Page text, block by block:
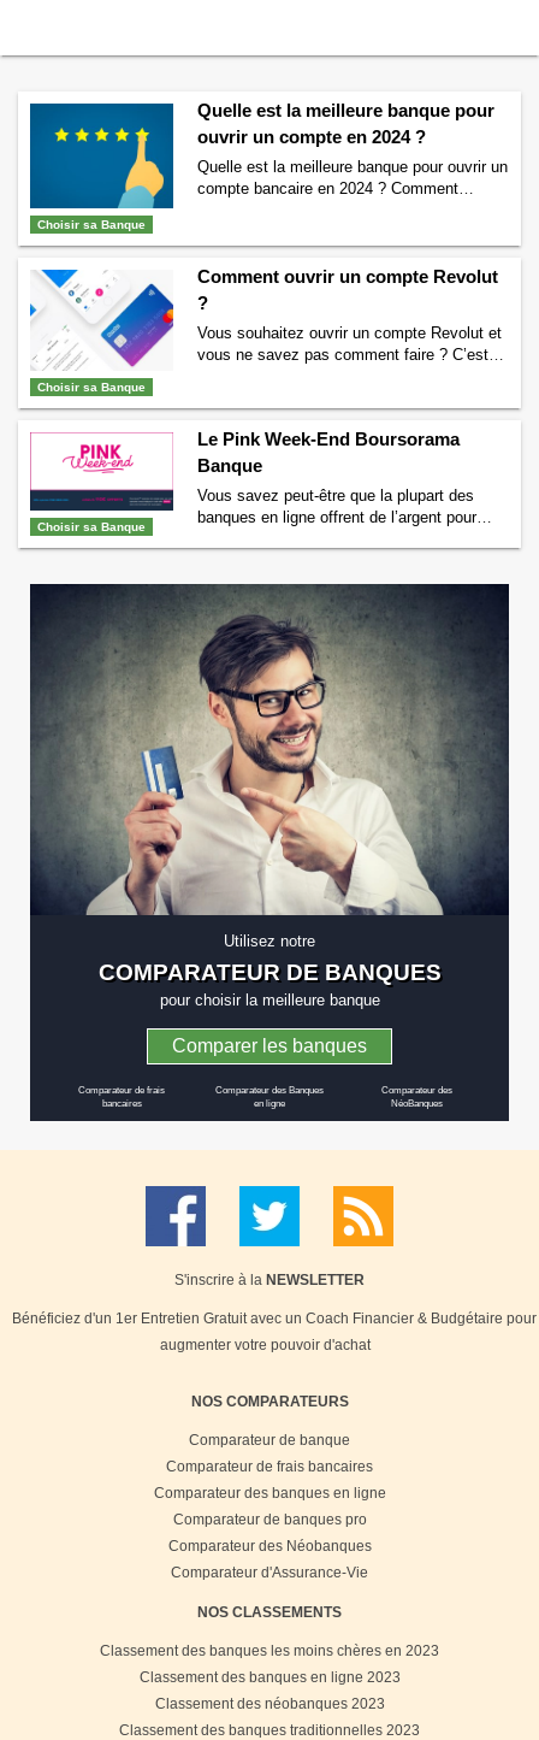
Choisir sa Banque
Quelle est la meilleure banque pour
ouvrir un compte en 2024 ?
Quelle est la meilleure banque pour ouvrir un
compte bancaire en 2024 ? Comment
pour trouver la meilleure banque. La
meilleure banque pour ouvrir un compte en
2024 : A chacun sa banque Il n’existe pas
deQuelle est la meilleure banque pour ouvrir
un compte en 2024 ? →
Choisir sa Banque
Comment ouvrir un compte Revolut
?
Vous souhaitez ouvrir un compte Revolut et
vous ne savez pas comment faire ? C’est
Revolut. Ce qu’il faut savoir avant d’ouvrir
un compte Revolut Avant de créer un
compte Revolut, il est intéressant …
Continuer la lecture deComment ouvrir un
compte Revolut ?
→
Choisir sa Banque
Le Pink Week-End Boursorama
Banque
Vous savez peut-être que la plupart des
banques en ligne offrent de l’argent pour
bienvenue des banques peuvent être encore
plus intéressantes à certaines périodes
comme par exemple les offres baptisées
« Pink Week-End » chez Boursorama
Banque ? En effet, à certaines périodes …
Continuer la lecture de Le Pink Week-End
Boursorama Banque →
Utilisez notre
COMPARATEUR DE BANQUES
pour choisir la meilleure banque
Comparer les banques
Comparateur de frais
bancaires
Comparateur des Banques
en ligne
Comparateur des
NéoBanques
S'inscrire à la NEWSLETTER
Bénéficiez d'un 1er Entretien Gratuit avec un Coach Financier & Budgétaire pour
augmenter votre pouvoir d'achat
NOS COMPARATEURS
Comparateur de banque
Comparateur de frais bancaires
Comparateur des banques en ligne
Comparateur de banques pro
Comparateur des Néobanques
Comparateur d'Assurance-Vie
NOS CLASSEMENTS
Classement des banques les moins chères en 2023
Classement des banques en ligne 2023
Classement des néobanques 2023
Classement des banques traditionnelles 2023